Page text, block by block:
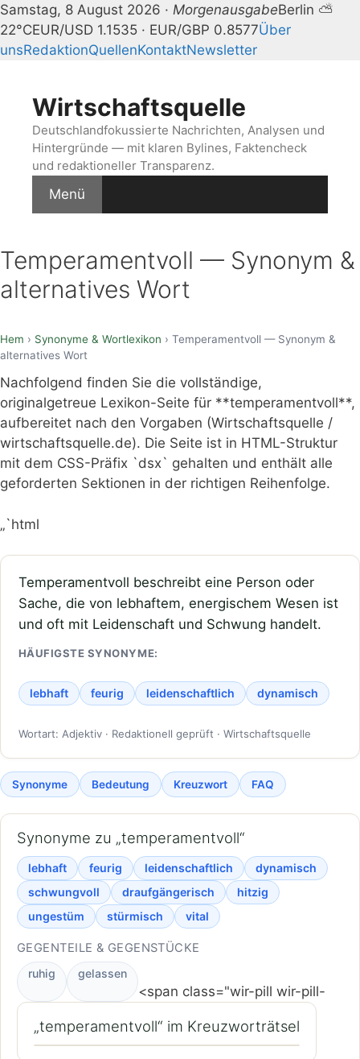
Samstag, 8 August 2026 · MorgenausgabeBerlin ⛅
22°CEUR/USD 1.1535 · EUR/GBP 0.8577Über
unsRedaktionQuellenKontaktNewsletter
springenWirtschaftsquelle
Deutschlandfokussierte Nachrichten, Analysen und
Hintergründe — mit klaren Bylines, Faktencheck
und redaktioneller Transparenz.
Menü
Temperamentvoll — Synonym &
alternatives Wort
Hem › Synonyme & Wortlexikon › Temperamentvoll — Synonym &
alternatives Wort
Nachfolgend finden Sie die vollständige,
originalgetreue Lexikon-Seite für **temperamentvoll**,
aufbereitet nach den Vorgaben (Wirtschaftsquelle /
wirtschaftsquelle.de). Die Seite ist in HTML-Struktur
mit dem CSS-Präfix `dsx` gehalten und enthält alle
geforderten Sektionen in der richtigen Reihenfolge.
„`html
Temperamentvoll beschreibt eine Person oder
Sache, die von lebhaftem, energischem Wesen ist
und oft mit Leidenschaft und Schwung handelt.
HÄUFIGSTE SYNONYME:
lebhaft feurig leidenschaftlich dynamisch
Wortart: Adjektiv · Redaktionell geprüft · Wirtschaftsquelle
Synonyme Bedeutung Kreuzwort FAQ
Synonyme zu „temperamentvoll“
lebhaft feurig leidenschaftlich
dynamisch
schwungvoll
draufgängerisch
hitzig
ungestüm
stürmisch vital
GEGENTEILE & GEGENSTÜCKE
ruhig gelassen
<span class="wir-pill wir-pill-
„temperamentvoll“ im Kreuzworträtsel